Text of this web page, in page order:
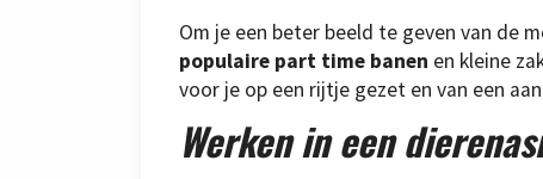
Om je een beter beeld te geven van de
populaire part time banen en kleine
voor je op een rijtje gezet en van een
Werken in een